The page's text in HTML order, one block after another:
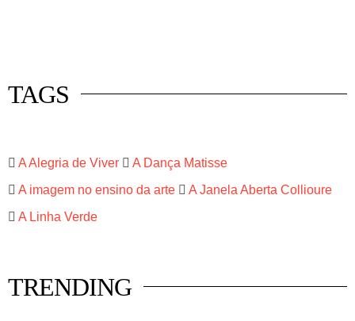
TAGS
A Alegria de Viver
A Dança Matisse
A imagem no ensino da arte
A Janela Aberta Collioure
A Linha Verde
TRENDING